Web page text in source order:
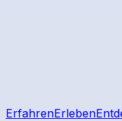
ErfahrenErleben